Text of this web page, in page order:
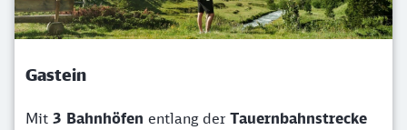
Gastein
Mit 3 Bahnhöfen entlang der Tauernbahnstrecke